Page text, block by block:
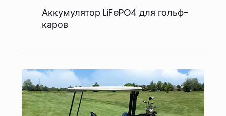
Аккумулятор LiFePO4 для гольф-
каров